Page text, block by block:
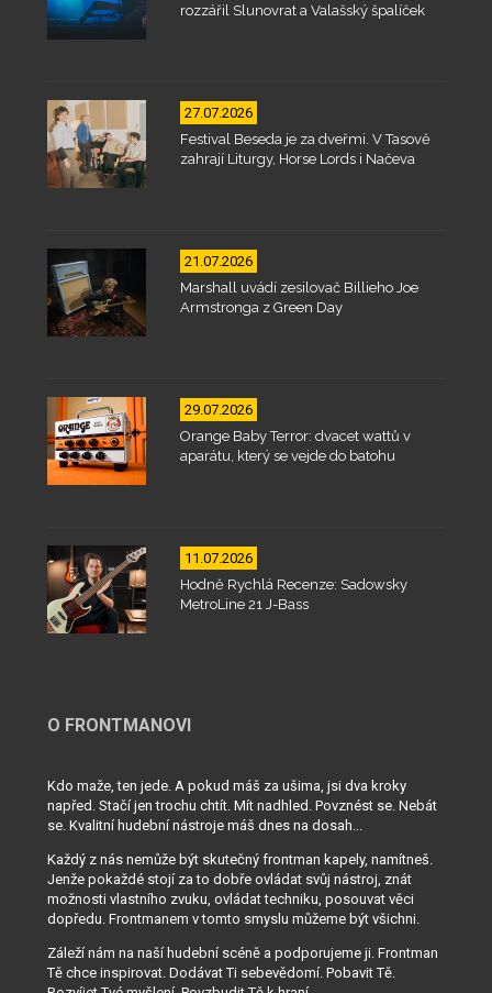
rozzářil Slunovrat a Valašský špalíček
27.07.2026
Festival Beseda je za dveřmi. V Tasově
zahrají Liturgy, Horse Lords i Načeva
21.07.2026
Marshall uvádí zesilovač Billieho Joe
Armstronga z Green Day
29.07.2026
Orange Baby Terror: dvacet wattů v
aparátu, který se vejde do batohu
11.07.2026
Hodně Rychlá Recenze: Sadowsky
MetroLine 21 J-Bass
O FRONTMANOVI
Kdo maže, ten jede. A pokud máš za ušima, jsi dva kroky
napřed. Stačí jen trochu chtít. Mít nadhled. Povznést se. Nebát
se. Kvalitní hudební nástroje máš dnes na dosah...
Každý z nás nemůže být skutečný frontman kapely, namítneš.
Jenže pokaždé stojí za to dobře ovládat svůj nástroj, znát
možnosti vlastního zvuku, ovládat techniku, posouvat věci
dopředu. Frontmanem v tomto smyslu můžeme být všichni.
Záleží nám na naší hudební scéně a podporujeme ji. Frontman
Tě chce inspirovat. Dodávat Ti sebevědomí. Pobavit Tě.